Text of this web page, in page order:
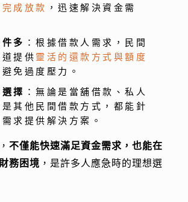
成放款
，迅速解決資金需
多
：根據借款人需求，民間
提供 靈活的還款方式與額度
避免過度壓力。
擇
：無論是當舖借款、私人
其他民間借款方式，都能針
求提供解決方案。
不僅能快速滿足資金需求，也能在
務困境 ，是許多人應急時的理想選